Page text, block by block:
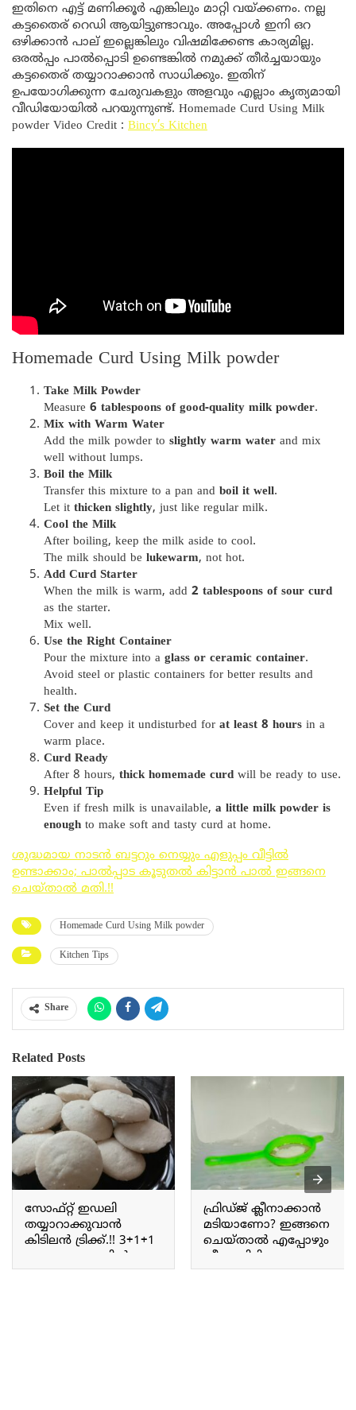
ഇതിനെ എട്ട് മണിക്കൂർ എങ്കിലും മാറ്റി വയ്ക്കണം. നല്ല
കട്ടതൈര് റെഡി ആയിട്ടുണ്ടാവും. അപ്പോൾ ഇനി ഒറ
ഒഴിക്കാൻ പാല് ഇല്ലെങ്കിലും വിഷമിക്കേണ്ട കാര്യമില്ല.
ഒരൽപ്പം പാൽപ്പൊടി ഉണ്ടെങ്കിൽ നമുക്ക് തീർച്ചയായും
കട്ടതൈര് തയ്യാറാക്കാൻ സാധിക്കും. ഇതിന്
ഉപയോഗിക്കുന്ന ചേരുവകളും അളവും എല്ലാം കൃത്യമായി
വീഡിയോയിൽ പറയുന്നുണ്ട്. Homemade Curd Using Milk
powder Video Credit : Bincy’s Kitchen
Homemade Curd Using Milk powder
Take Milk Powder
Measure 6 tablespoons of good-quality milk powder.
Mix with Warm Water
Add the milk powder to slightly warm water and mix
well without lumps.
Boil the Milk
Transfer this mixture to a pan and boil it well.
Let it thicken slightly, just like regular milk.
Cool the Milk
After boiling, keep the milk aside to cool.
The milk should be lukewarm, not hot.
Add Curd Starter
When the milk is warm, add 2 tablespoons of sour curd
as the starter.
Mix well.
Use the Right Container
Pour the mixture into a glass or ceramic container.
Avoid steel or plastic containers for better results and
health.
Set the Curd
Cover and keep it undisturbed for at least 8 hours in a
warm place.
Curd Ready
After 8 hours, thick homemade curd will be ready to use.
Helpful Tip
Even if fresh milk is unavailable, a little milk powder is
enough to make soft and tasty curd at home.
ശുദ്ധമായ നാടൻ ബട്ടറും നെയ്യും എളുപ്പം വീട്ടിൽ
ഉണ്ടാക്കാം; പാൽപ്പാട കൂടുതൽ കിട്ടാൻ പാൽ ഇങ്ങനെ
ചെയ്‌താൽ മതി.!!
Homemade Curd Using Milk powder
Kitchen Tips
Share
Related Posts
സോഫ്റ്റ് ഇഡലി
തയ്യാറാക്കുവാൻ
കിടിലൻ ട്രിക്ക്.!! 3+1+1
ഈ ഒരു അളവിൽ
ഇഡലി ഉണ്ടാക്കി
ഫ്രിഡ്ജ് ക്ലീനാക്കാൻ
മടിയാണോ? ഇങ്ങനെ
ചെയ്താൽ എപ്പോഴും
ക്ലീനായിരിക്കും; ഒരു
വർഷത്തേക്ക് ഇനി